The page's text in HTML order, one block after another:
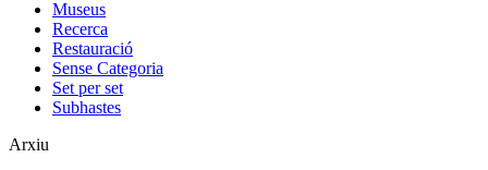
Museus
Recerca
Restauració
Sense Categoria
Set per set
Subhastes
Arxiu